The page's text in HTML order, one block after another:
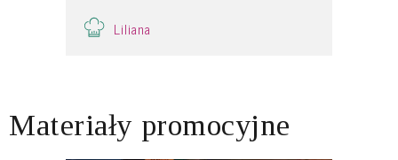
Liliana
Materiały promocyjne